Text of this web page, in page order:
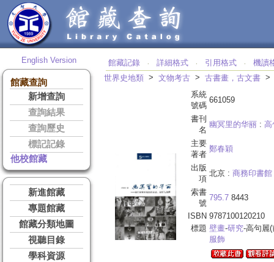
English Version
館藏查詢
新增查詢
查詢結果
查詢歷史
標記記錄
他校館藏
新進館藏
專題館藏
館藏分類地圖
視聽目錄
學科資源
館藏記錄 ‧ 詳細格式 ‧ 引用格式 ‧
機讀
世界史地類 > 文物考古 > 古書畫，古文書
系統
號碼
661059
書刊
名
幽冥里的华丽 : 高
主要
著者
鄭春穎
出版
項
北京 : 商務印書館
索書
號
795.7 8443
ISBN 9787100120210
標題 壁畫-研究-高句麗
服飾